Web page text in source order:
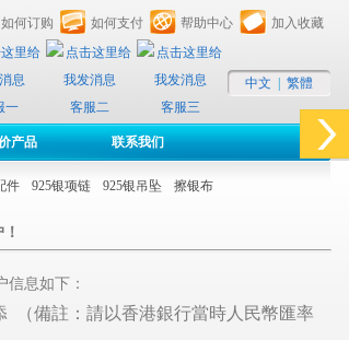
一 客服二 客服三
中文 繁體
如何订购 如何支付 帮助中心 加入收藏
产品 联系我们
件 925银项链 925银吊坠 擦银布
息如下：
備註：請以香港銀行當時人民幣匯率